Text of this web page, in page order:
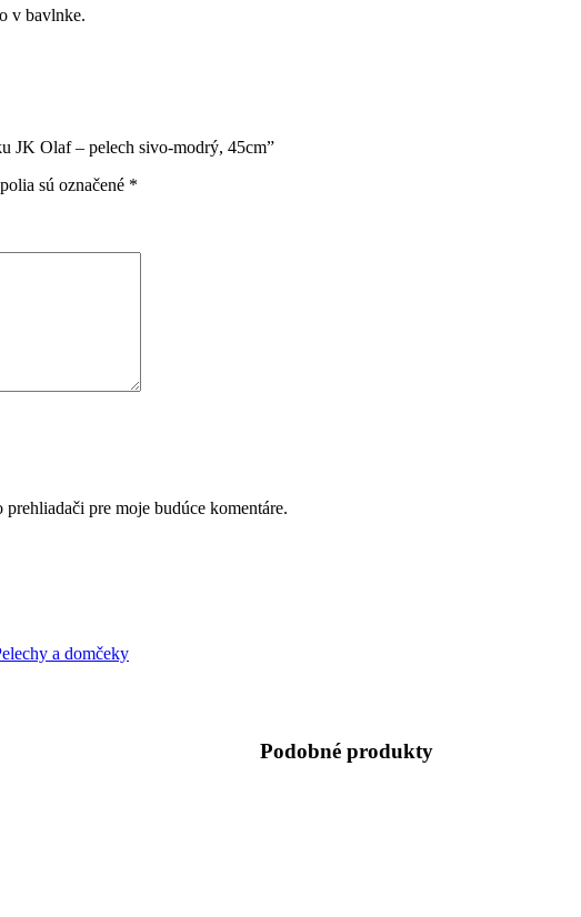
v bavlnke.
JK Olaf – pelech sivo-modrý, 45cm”
sú označené *
pre moje budúce komentáre.
a domčeky
Podobné produkty